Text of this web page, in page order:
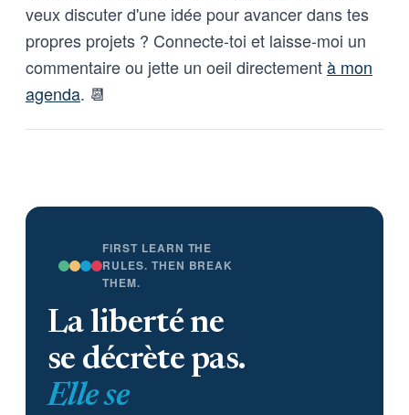
veux discuter d'une idée pour avancer dans tes
propres projets ? Connecte-toi et laisse-moi un
commentaire ou jette un oeil directementà mon
agenda. 📆
FIRST LEARN THE
RULES. THEN BREAK
THEM.
La liberté ne
se décrète pas.
Elle se